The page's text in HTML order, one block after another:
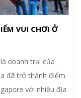
VUI CHƠI Ở
doanh trại của
đã trở thành điểm
với nhiều địa